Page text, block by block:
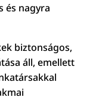
és nagyra
biztonságos,
áll, emellett